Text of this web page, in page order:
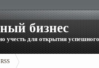
бизнес
учесть для открытия
RSS